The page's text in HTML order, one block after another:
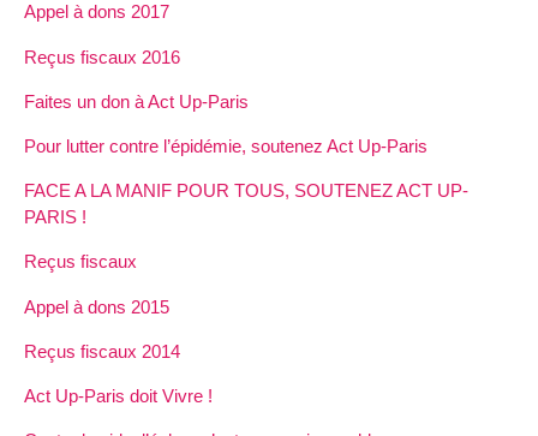
Appel à dons 2017
Reçus fiscaux 2016
Faites un don à Act Up-Paris
Pour lutter contre l’épidémie, soutenez Act Up-Paris
FACE A LA MANIF POUR TOUS, SOUTENEZ ACT UP-
PARIS !
Reçus fiscaux
Appel à dons 2015
Reçus fiscaux 2014
Act Up-Paris doit Vivre !